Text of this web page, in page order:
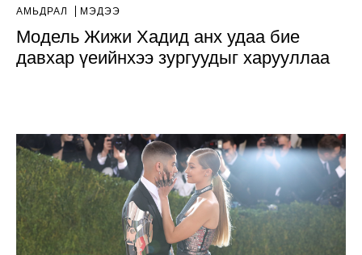
АМЬДРАЛ МЭДЭЭ
Модель Жижи Хадид анх удаа бие
давхар үеийнхээ зургуудыг харууллаа